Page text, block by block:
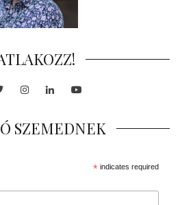
TwitterInstagram
LinkedInYoutube
SZEMEDNEK
*indicates required